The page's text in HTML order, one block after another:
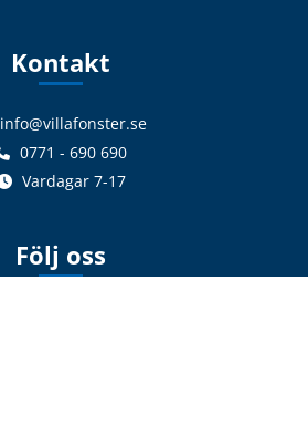
Kontakt
info@villafonster.se
0771 - 690 690
Vardagar 7-17
Följ oss